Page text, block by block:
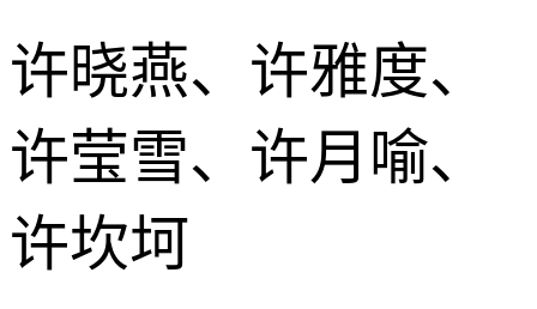
许晓燕、许雅度、
许莹雪、许月喻、
许坎坷